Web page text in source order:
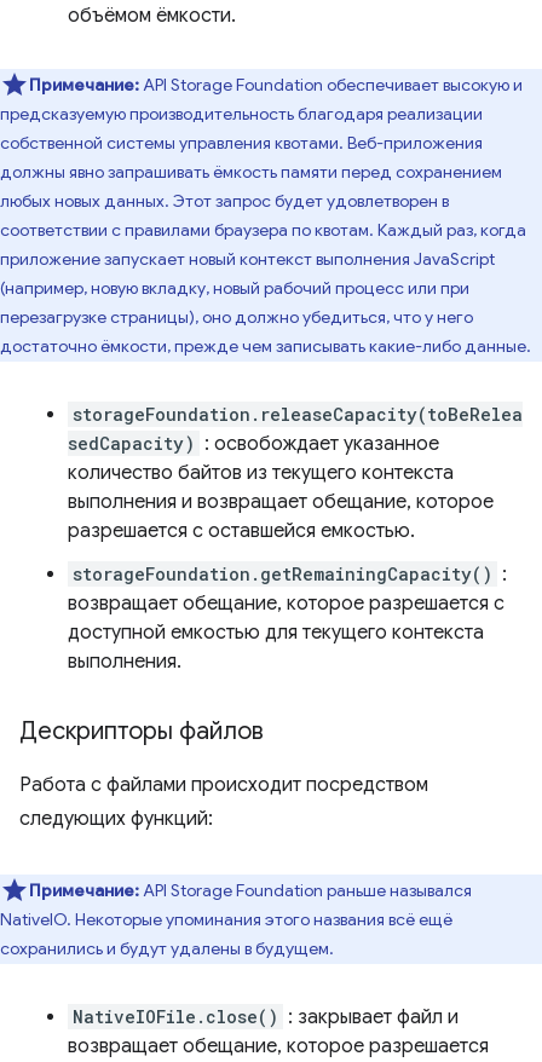
объёмом ёмкости.
Примечание:API Storage Foundation обеспечивает высокую и
предсказуемую производительность благодаря реализации
собственной системы управления квотами. Веб-приложения
должны явно запрашивать ёмкость памяти перед сохранением
любых новых данных. Этот запрос будет удовлетворен в
соответствии с правилами браузера по квотам. Каждый раз, когда
приложение запускает новый контекст выполнения JavaScript
(например, новую вкладку, новый рабочий процесс или при
перезагрузке страницы), оно должно убедиться, что у него
достаточно ёмкости, прежде чем записывать какие-либо данные.
storageFoundation.releaseCapacity(toBeRelea
sedCapacity) : освобождает указанное
количество байтов из текущего контекста
выполнения и возвращает обещание, которое
разрешается с оставшейся емкостью.
storageFoundation.getRemainingCapacity() :
возвращает обещание, которое разрешается с
доступной емкостью для текущего контекста
выполнения.
Дескрипторы файлов
Работа с файлами происходит посредством
следующих функций:
Примечание:API Storage Foundation раньше назывался
NativeIO. Некоторые упоминания этого названия всё ещё
сохранились и будут удалены в будущем.
NativeIOFile.close() : закрывает файл и
возвращает обещание, которое разрешается